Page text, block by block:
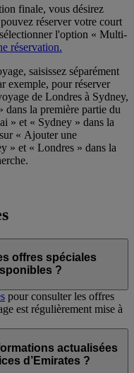
finale, vous désirez
réserver votre court
l'option « Multi-
réservation.
saisissez séparément
exemple, pour réserver
de Londres à Sydney,
dans la première partie du
» et « Sydney » dans la
« Ajouter une
» et « Londres » dans la
offres spéciales
?
pour consulter les offres
est régulièrement mise à
actualisées
d’Emirates ?